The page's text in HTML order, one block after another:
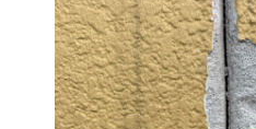
© EMPEROR PAINT Inc. All